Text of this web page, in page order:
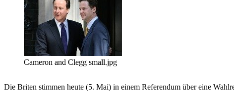
Cameron and Clegg small.jpg
Die Briten stimmen heute (5. Mai) in einem Referendum über eine